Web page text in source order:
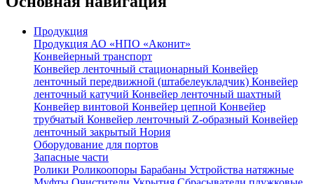
Продукция
Продукция АО «НПО «Аконит»
Конвейерный транспорт
Конвейер ленточный стационарный Конвейер
ленточный передвижной (штабелеукладчик) Конвейер
ленточный катучий Конвейер ленточный шахтный
Конвейер винтовой Конвейер цепной Конвейер
трубчатый Конвейер ленточный Z-образный Конвейер
ленточный закрытый Нория
Оборудование для портов
Запасные части
Ролики Роликоопоры Барабаны Устройства натяжные